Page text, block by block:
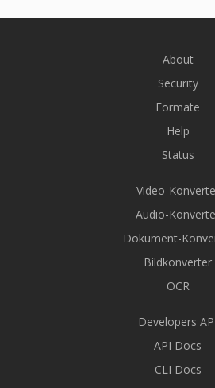
About
Security
Formate
Help
Status
Video-
Audio-
Dokument-
Bildkonverter
OCR
Developers
API Docs
CLI Docs